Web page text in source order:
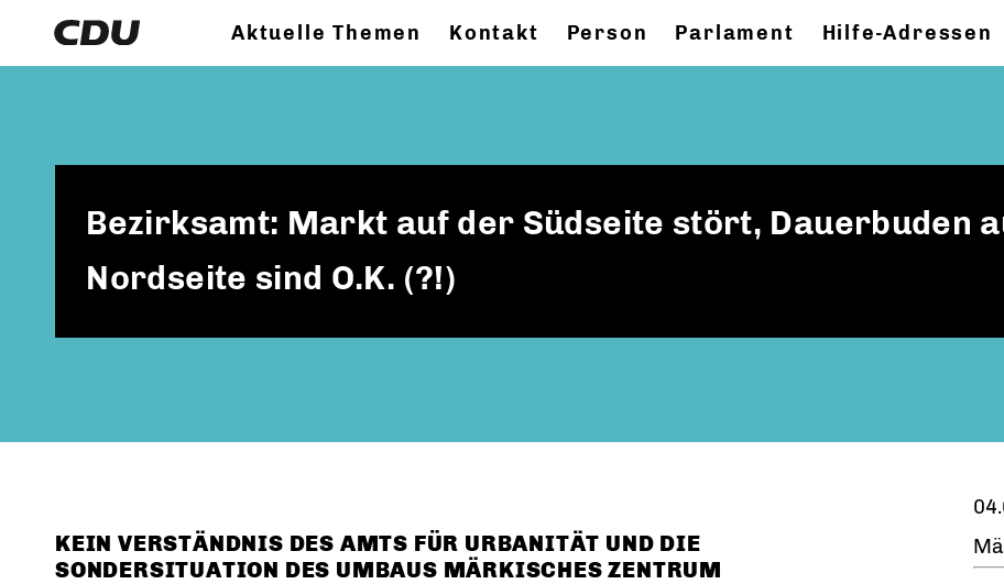
Aktuelle Themen Kontakt Person Parlament Hilfe-Adressen
Bezirksamt: Markt auf der Südseite stört, Dauerbuden
Nordseite sind O.K. (?!)
KEIN VERSTÄNDNIS DES AMTS FÜR URBANITÄT UND DIE
SONDERSITUATION DES UMBAUS MÄRKISCHES ZENTRUM